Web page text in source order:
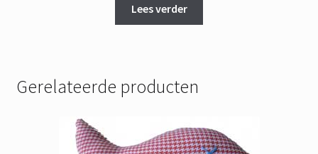
Lees verder
Gerelateerde producten